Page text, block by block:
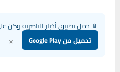
📱 حمل تطبيق أخبار الناصرية وكن
تحميل من Google Play ×